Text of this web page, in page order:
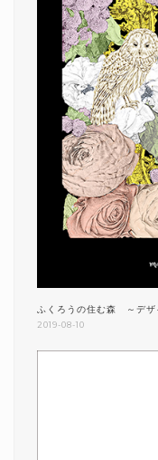
ふくろうの住む森 ～デザ
2019-08-10